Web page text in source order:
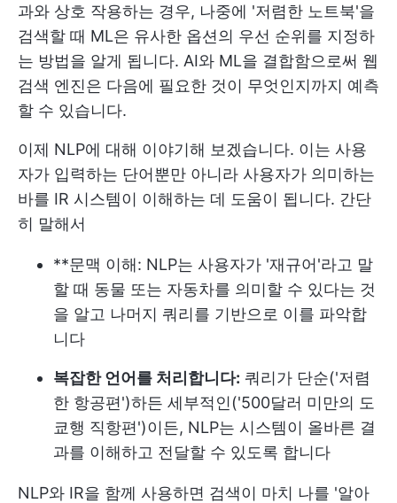
과와 상호 작용하는 경우, 나중에 '저렴한 노트북'을
검색할 때 ML은 유사한 옵션의 우선 순위를 지정하
는 방법을 알게 됩니다. AI와 ML을 결합함으로써 웹
검색 엔진은 다음에 필요한 것이 무엇인지까지 예측
할 수 있습니다.
이제 NLP에 대해 이야기해 보겠습니다. 이는 사용
자가 입력하는 단어뿐만 아니라 사용자가 의미하는
바를 IR 시스템이 이해하는 데 도움이 됩니다. 간단
히 말해서
**문맥 이해: NLP는 사용자가 '재규어'라고 말
할 때 동물 또는 자동차를 의미할 수 있다는 것
을 알고 나머지 쿼리를 기반으로 이를 파악합
니다
복잡한 언어를 처리합니다: 쿼리가 단순('저렴
한 항공편')하든 세부적인('500달러 미만의 도
쿄행 직항편')이든, NLP는 시스템이 올바른 결
과를 이해하고 전달할 수 있도록 합니다
NLP와 IR을 함께 사용하면 검색이 마치 나를 '알아